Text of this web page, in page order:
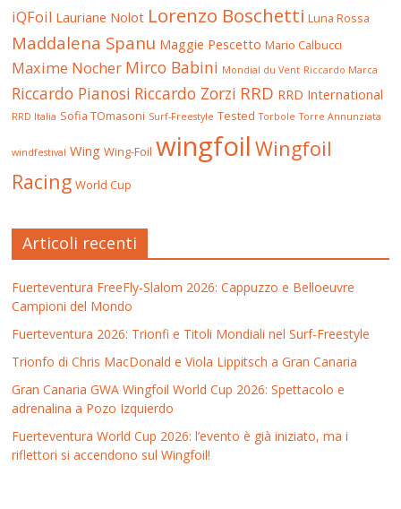
iQFoil Lauriane Nolot Lorenzo Boschetti Luna Rossa
Maddalena Spanu Maggie Pescetto Mario Calbucci
Maxime Nocher Mirco Babini Mondial du Vent Riccardo Marca
Riccardo Pianosi Riccardo Zorzi RRD RRD International
RRD Italia Sofia TOmasoni Surf-Freestyle Tested Torbole Torre Annunziata
windfestival Wing Wing-Foil wingfoil Wingfoil
Racing World Cup
Articoli recenti
Fuerteventura FreeFly-Slalom 2026: Cappuzzo e Belloeuvre
Campioni del Mondo
Fuerteventura 2026: Trionfi e Titoli Mondiali nel Surf-Freestyle
Trionfo di Chris MacDonald e Viola Lippitsch a Gran Canaria
Gran Canaria GWA Wingfoil World Cup 2026: Spettacolo e
adrenalina a Pozo Izquierdo
Fuerteventura World Cup 2026: l’evento è già iniziato, ma i
riflettori si accendono sul Wingfoil!